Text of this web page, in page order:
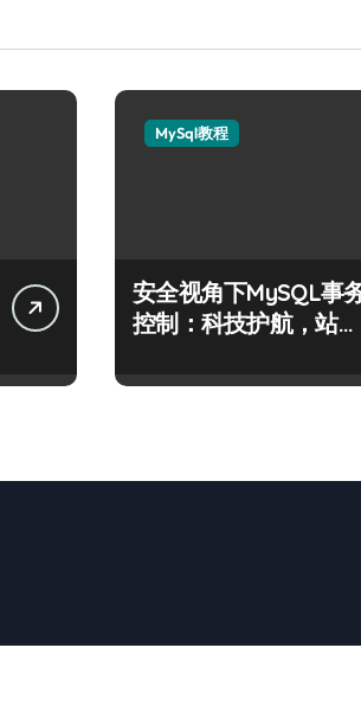
MySql教程
安全视角下MySQL事
控制：科技护航，站长